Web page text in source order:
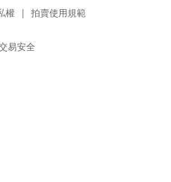
權 | 拍賣使用規範
易安全